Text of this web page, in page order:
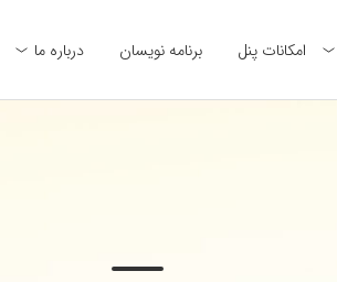
امکانات پنل برنامه نویسان درباره ما